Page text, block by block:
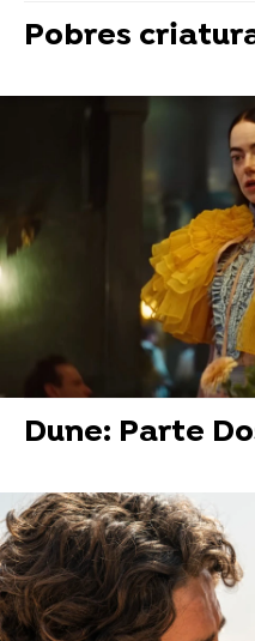
Pobres
¿Te gusta Yorgos
ver Pobres
fantástica, de ciencia
historia de una joven
XIX que es revivida
adentra en el mundo
descubrir, y ser libre
Dune: Parte
Si no la habías visto
de las mejores
Parte Dos. Esta
historia de ciencia